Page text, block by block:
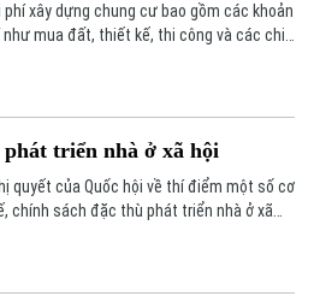
phí xây dựng chung cư bao gồm các khoản
như mua đất, thiết kế, thi công và các chi
triển nhà ở xã hội
quyết của Quốc hội về thí điểm một số cơ
chính sách đặc thù phát triển nhà ở xã